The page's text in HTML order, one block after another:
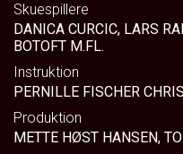
Skuespillere
DANICA CURCIC, LARS
BOTOFT M.FL.
Instruktion
PERNILLE FISCHER
Produktion
METTE HØST HANSEN,